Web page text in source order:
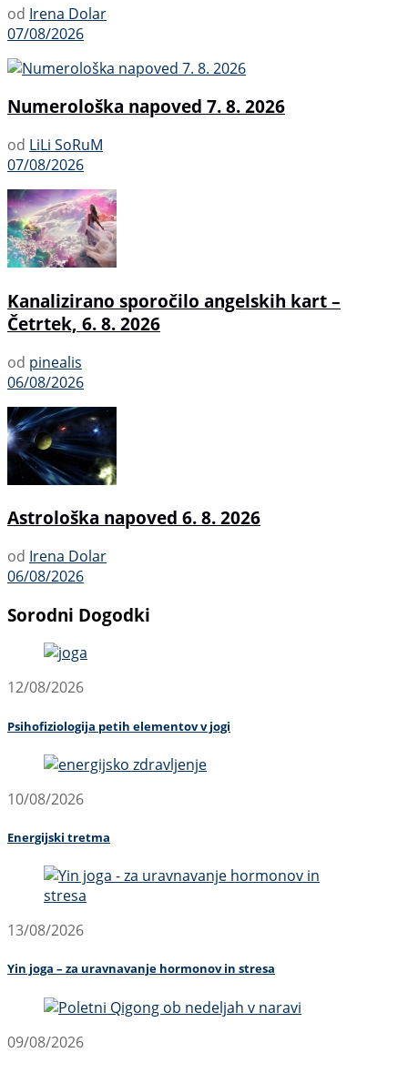
od Irena Dolar
07/08/2026
Numerološka napoved 7. 8. 2026
od LiLi SoRuM
07/08/2026
Kanalizirano sporočilo angelskih kart –
Četrtek, 6. 8. 2026
od pinealis
06/08/2026
Astrološka napoved 6. 8. 2026
od Irena Dolar
06/08/2026
Sorodni Dogodki
12/08/2026
Psihofiziologija petih elementov v jogi
10/08/2026
Energijski tretma
13/08/2026
Yin joga – za uravnavanje hormonov in stresa
09/08/2026